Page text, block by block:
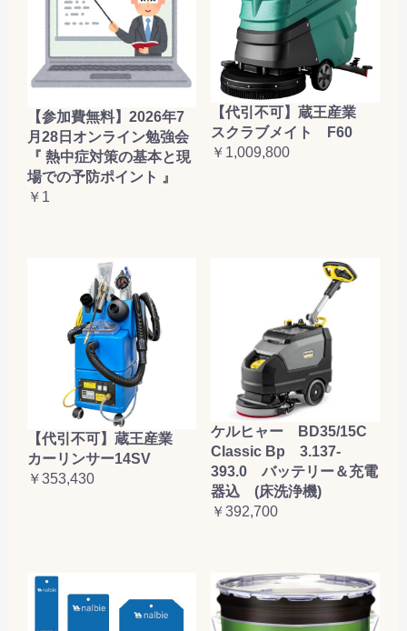
お買い物を続ける
【参加費無料】2026年7
月28日オンライン勉強会
『 熱中症対策の基本と現
場での予防ポイント 』
￥1
【代引不可】蔵王産業
スクラブメイト F60
￥1,009,800
【代引不可】蔵王産業
カーリンサー14SV
￥353,430
ケルヒャー BD35/15C
Classic Bp 3.137-
393.0 バッテリー＆充電
器込 (床洗浄機)
￥392,700